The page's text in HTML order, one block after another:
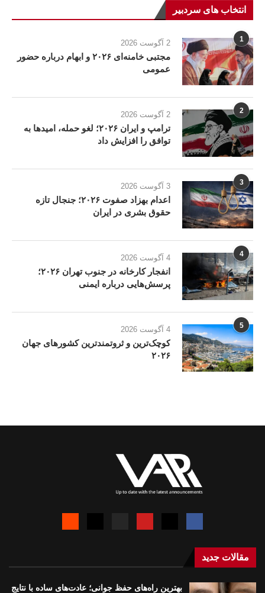
انتخاب های سردبیر
1 2 آگوست 2026
مجتبی خامنه‌ای ۲۰۲۶ و ابهام درباره حضور
عمومی
2 2 آگوست 2026
ترامپ و ایران ۲۰۲۶؛ لغو حمله، امیدها به
توافق را افزایش داد
3 3 آگوست 2026
اعدام بهزاد صفوت ۲۰۲۶؛ جنجال تازه
حقوق بشری در ایران
4 4 آگوست 2026
انفجار کارخانه در جنوب تهران ۲۰۲۶؛
پرسش‌هایی درباره ایمنی
5 4 آگوست 2026
کوچک‌ترین و ثروتمندترین کشورهای جهان
۲۰۲۶
مقالات جدید
بهترین راه‌های حفظ جوانی؛ عادت‌های ساده با نتایج